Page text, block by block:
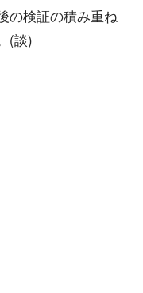
の検証の積み重ね
(談)